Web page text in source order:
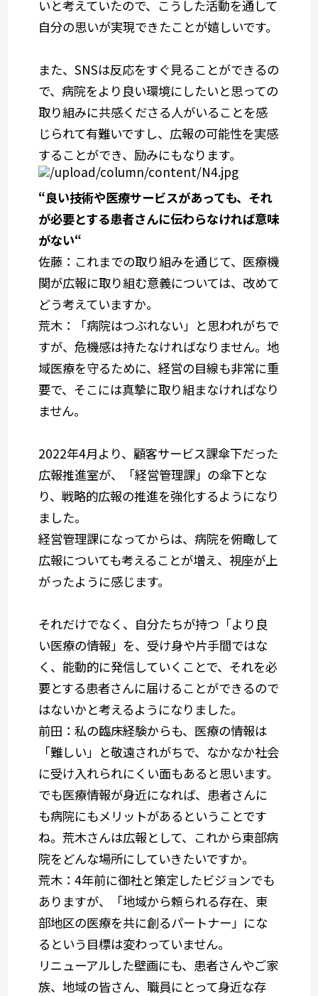
いと考えていたので、こうした活動を通して
自分の思いが実現できたことが嬉しいです。
また、SNSは反応をすぐ見ることができるの
で、病院をより良い環境にしたいと思っての
取り組みに共感くださる人がいることを感
じられて有難いですし、広報の可能性を実感
することができ、励みにもなります。
“良い技術や医療サービスがあっても、それ
が必要とする患者さんに伝わらなければ意味
がない“
佐藤 ：これまでの取り組みを通じて、医療機
関が広報に取り組む意義については、改めて
どう考えていますか。
荒木 ：「病院はつぶれない」と思われがちで
すが、危機感は持たなければなりません。地
域医療を守るために、経営の目線も非常に重
要で、そこには真摯に取り組まなければなり
ません。
2022年4月より、顧客サービス課傘下だった
広報推進室が、「経営管理課」の傘下とな
り、戦略的広報の推進を強化するようになり
ました。
経営管理課になってからは、病院を俯瞰して
広報についても考えることが増え、視座が上
がったように感じます。
それだけでなく、自分たちが持つ「より良
い医療の情報」を、受け身や片手間ではな
く、能動的に発信していくことで、それを必
要とする患者さんに届けることができるので
はないかと考えるようになりました。
前田 ：私の臨床経験からも、医療の情報は
「難しい」と敬遠されがちで、なかなか社会
に受け入れられにくい面もあると思います。
でも医療情報が身近になれば、患者さんに
も病院にもメリットがあるということです
ね。荒木さんは広報として、これから東部病
院をどんな場所にしていきたいですか。
荒木 ：4年前に御社と策定したビジョンでも
ありますが、「地域から頼られる存在、東
部地区の医療を共に創るパートナー」にな
るという目標は変わっていません。
リニューアルした壁画にも、患者さんやご家
族、地域の皆さん、職員にとって身近な存